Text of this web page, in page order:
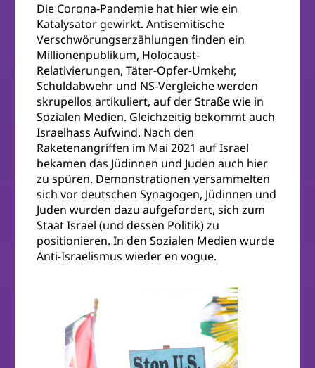
Die Corona-Pandemie hat hier wie ein
Katalysator gewirkt. Antisemitische
Verschwörungserzählungen finden ein
Millionenpublikum, Holocaust-
Relativierungen, Täter-Opfer-Umkehr,
Schuldabwehr und NS-Vergleiche werden
skrupellos artikuliert, auf der Straße wie in
Sozialen Medien. Gleichzeitig bekommt auch
Israelhass Aufwind. Nach den
Raketenangriffen im Mai 2021 auf Israel
bekamen das Jüdinnen und Juden auch hier
zu spüren. Demonstrationen versammelten
sich vor deutschen Synagogen, Jüdinnen und
Juden wurden dazu aufgefordert, sich zum
Staat Israel (und dessen Politik) zu
positionieren. In den Sozialen Medien wurde
Anti-Israelismus wieder en vogue.